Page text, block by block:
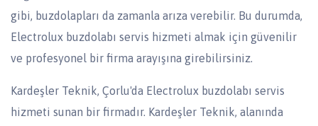
gibi, buzdolapları da zamanla arıza verebilir. Bu durumda,
Electrolux buzdolabı servis hizmeti almak için güvenilir
ve profesyonel bir firma arayışına girebilirsiniz.
Kardeşler Teknik, Çorlu'da Electrolux buzdolabı servis
hizmeti sunan bir firmadır. Kardeşler Teknik, alanında